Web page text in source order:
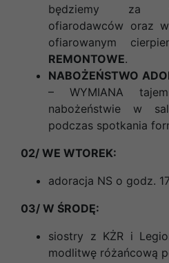
będziemy za
ofiarodawców oraz
ofiarowanym
REMONTOWE.
NABOŻEŃSTWO
– WYMIANA
nabożeństwie w
podczas spotkania
02/ WE WTOREK:
adoracja NS o godz.
03/ W ŚRODĘ:
siostry z KŻR i
modlitwę różańcową